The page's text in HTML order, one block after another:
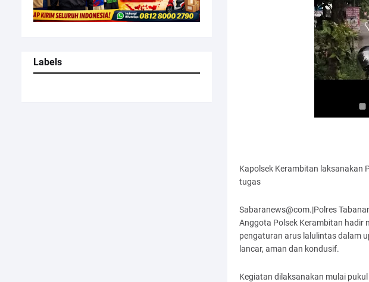
Labels
Kapolsek Kerambitan laksanakan
tugas
Sabaranews@com.|Polres
Anggota Polsek Kerambitan hadir
pengaturan arus lalulintas dalam
lancar, aman dan kondusif.
Kegiatan dilaksanakan mulai